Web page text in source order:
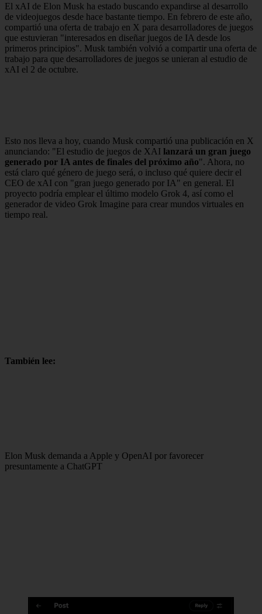
El xAI de Elon Musk ha estado buscando expandirse al desarrollo
de videojuegos desde hace bastante tiempo. En febrero de este año,
compartió una oferta de trabajo en X para desarrolladores de juegos
que estuvieran "interesados en diseñar juegos de IA desde los
primeros principios". Musk también volvió a compartir una oferta de
trabajo para que desarrolladores de juegos se unieran al estudio de
xAI el 2 de octubre.
Esto nos lleva a hoy, cuando Musk compartió una publicación en X
anunciando: "El estudio de juegos de XAI lanzará un gran juego
generado por IA antes de finales del próximo año". Ahora, no
está claro qué género de juego será, o incluso qué quiere decir el
CEO de xAI con "gran juego generado por IA" en general. El
proyecto podría emplear el último modelo Grok 4, así como el
generador de video Grok Imagine para crear mundos virtuales en
tiempo real.
También lee:
Elon Musk demanda a Apple y OpenAI por favorecer
presuntamente a ChatGPT